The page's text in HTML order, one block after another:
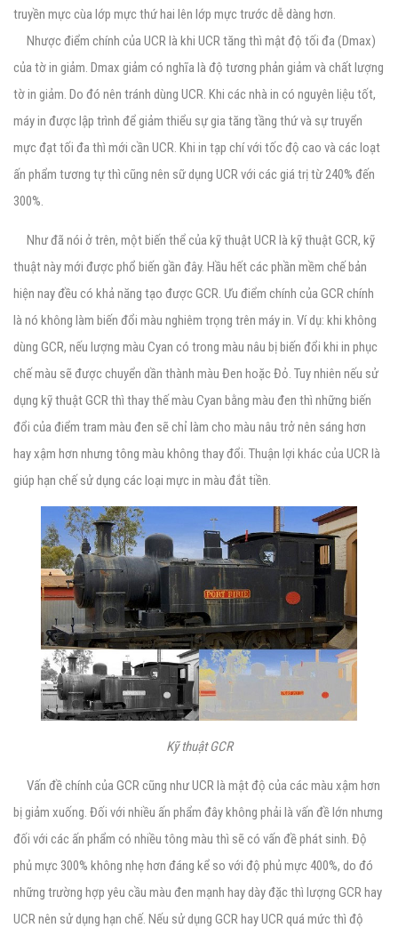
truyền mực cùa lớp mực thứ hai lên lớp mực trước dễ dàng hơn.
Nhược điểm chính của UCR là khi UCR tăng thì mật độ tối đa (Dmax)
của tờ in giảm. Dmax giảm có nghĩa là độ tương phản giảm và chất lượng
tờ in giảm. Do đó nên tránh dùng UCR. Khi các nhà in có nguyên liệu tốt,
máy in được lập trình để giảm thiểu sự gia tăng tầng thứ và sự truyển
mực đạt tối đa thì mới cần UCR. Khi in tạp chí với tốc độ cao và các loạt
ấn phẩm tương tự thì cũng nên sữ dụng UCR với các giá trị từ 240% đến
300%.
Như đã nói ở trên, một biến thể của kỹ thuật UCR là kỹ thuật GCR, kỹ
thuật này mới được phổ biến gần đây. Hầu hết các phần mềm chế bản
hiện nay đều có khả năng tạo được GCR. Ưu điểm chính của GCR chính
là nó không làm biến đổi màu nghiêm trọng trên máy in. Ví dụ: khi không
dùng GCR, nếu lượng màu Cyan có trong màu nâu bị biến đổi khi in phục
chế màu sẽ được chuyển dần thành màu Đen hoặc Đỏ. Tuy nhiên nếu sử
dụng kỹ thuật GCR thì thay thế màu Cyan bằng màu đen thì những biến
đổi của điểm tram màu đen sẽ chỉ làm cho màu nâu trở nên sáng hơn
hay xậm hơn nhưng tông màu không thay đổi. Thuận lợi khác của UCR là
giúp hạn chế sử dụng các loại mực in màu đắt tiền.
Kỹ thuật GCR
Vấn đề chính của GCR cũng như UCR là mật độ của các màu xậm hơn
bị giảm xuống. Đối với nhiều ấn phẩm đây không phải là vấn đề lớn nhưng
đối với các ấn phẩm có nhiều tông màu thì sẽ có vấn đề phát sinh. Độ
phủ mực 300% không nhẹ hơn đáng kể so với độ phủ mực 400%, do đó
những trường hợp yêu cầu màu đen mạnh hay dày đặc thì lượng GCR hay
UCR nên sử dụng hạn chế. Nếu sử dụng GCR hay UCR quá mức thì độ